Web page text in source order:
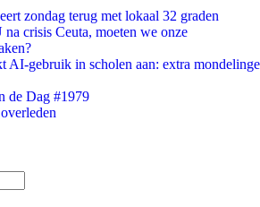
zondag terug met lokaal 32 graden
na crisis Ceuta, moeten we onze
AI-gebruik in scholen aan: extra mondelinge
de Dag #1979